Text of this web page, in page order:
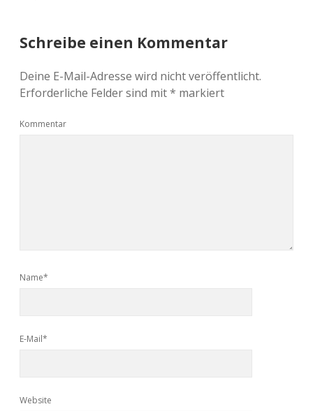
Schreibe einen Kommentar
Deine E-Mail-Adresse wird nicht veröffentlicht.
Erforderliche Felder sind mit* markiert
Kommentar
Name*
E-Mail*
Website